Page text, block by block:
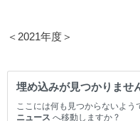
＜2021年度＞